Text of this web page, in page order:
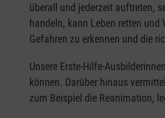
überall und jederzeit auftreten,
handeln, kann Leben retten
Gefahren zu erkennen und die
Unsere Erste-Hilfe-
können. Darüber hinaus
zum Beispiel die Reanimation,